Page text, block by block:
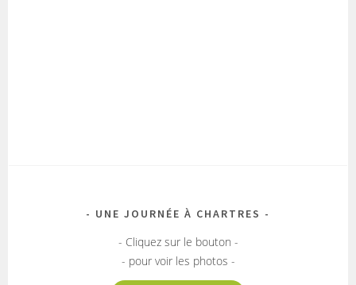
UNE JOURNÉE À CHARTRES
- Cliquez sur le bouton -
- pour voir les photos -